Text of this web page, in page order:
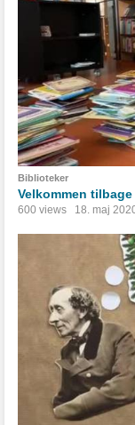
Biblioteker
Velkommen
600 views 18. maj